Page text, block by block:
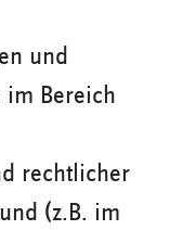
und
im Bereich
rechtlicher
(z.B. im